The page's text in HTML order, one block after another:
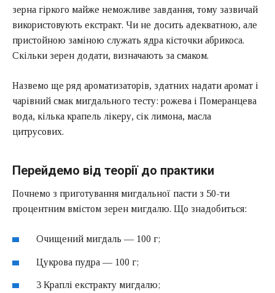
зерна гіркого майже неможливе завдання, тому зазвичай
використовують екстракт. Чи не досить адекватною, але
пристойною заміною служать ядра кісточки абрикоса.
Скільки зерен додати, визначають за смаком.
Назвемо ще ряд ароматизаторів, здатних надати аромат і
чарівний смак мигдального тесту: рожева і Померанцева
вода, кілька крапель лікеру, сік лимона, масла
цитрусових.
Перейдемо від теорії до практики
Почнемо з приготування мигдальної пасти з 50-ти
процентним вмістом зерен мигдалю. Що знадобиться:
Очищений мигдаль — 100 г;
Цукрова пудра — 100 г;
3 Краплі екстракту мигдалю;